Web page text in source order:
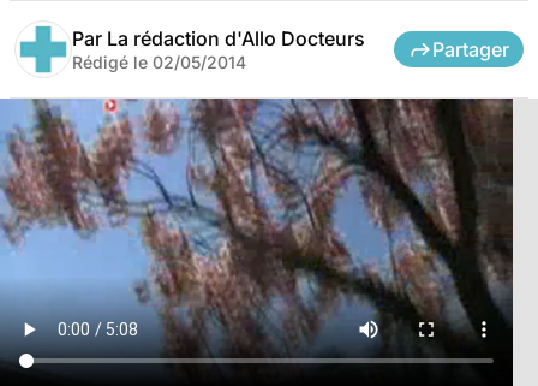
Par La rédaction d'Allo Docteurs
Rédigé le 02/05/2014
Partager